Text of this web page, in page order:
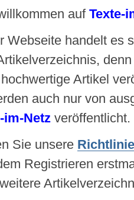
auf Texte-
Webseite handelt es
Artikel
auch nur von
im-Netzveröffentlicht.
Sie unsere
Registrieren